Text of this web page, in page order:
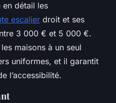
en détail les
escalier droit et ses
3 000 € et 5 000 €.
maisons à un seul
uniformes, et il garantit
l’accessibilité.